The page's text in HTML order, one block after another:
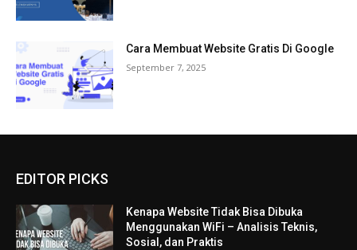
Cara Membuat Website Gratis Di Google
September 7, 2025
EDITOR PICKS
Kenapa Website Tidak Bisa Dibuka
Menggunakan WiFi – Analisis Teknis,
Sosial, dan Praktis